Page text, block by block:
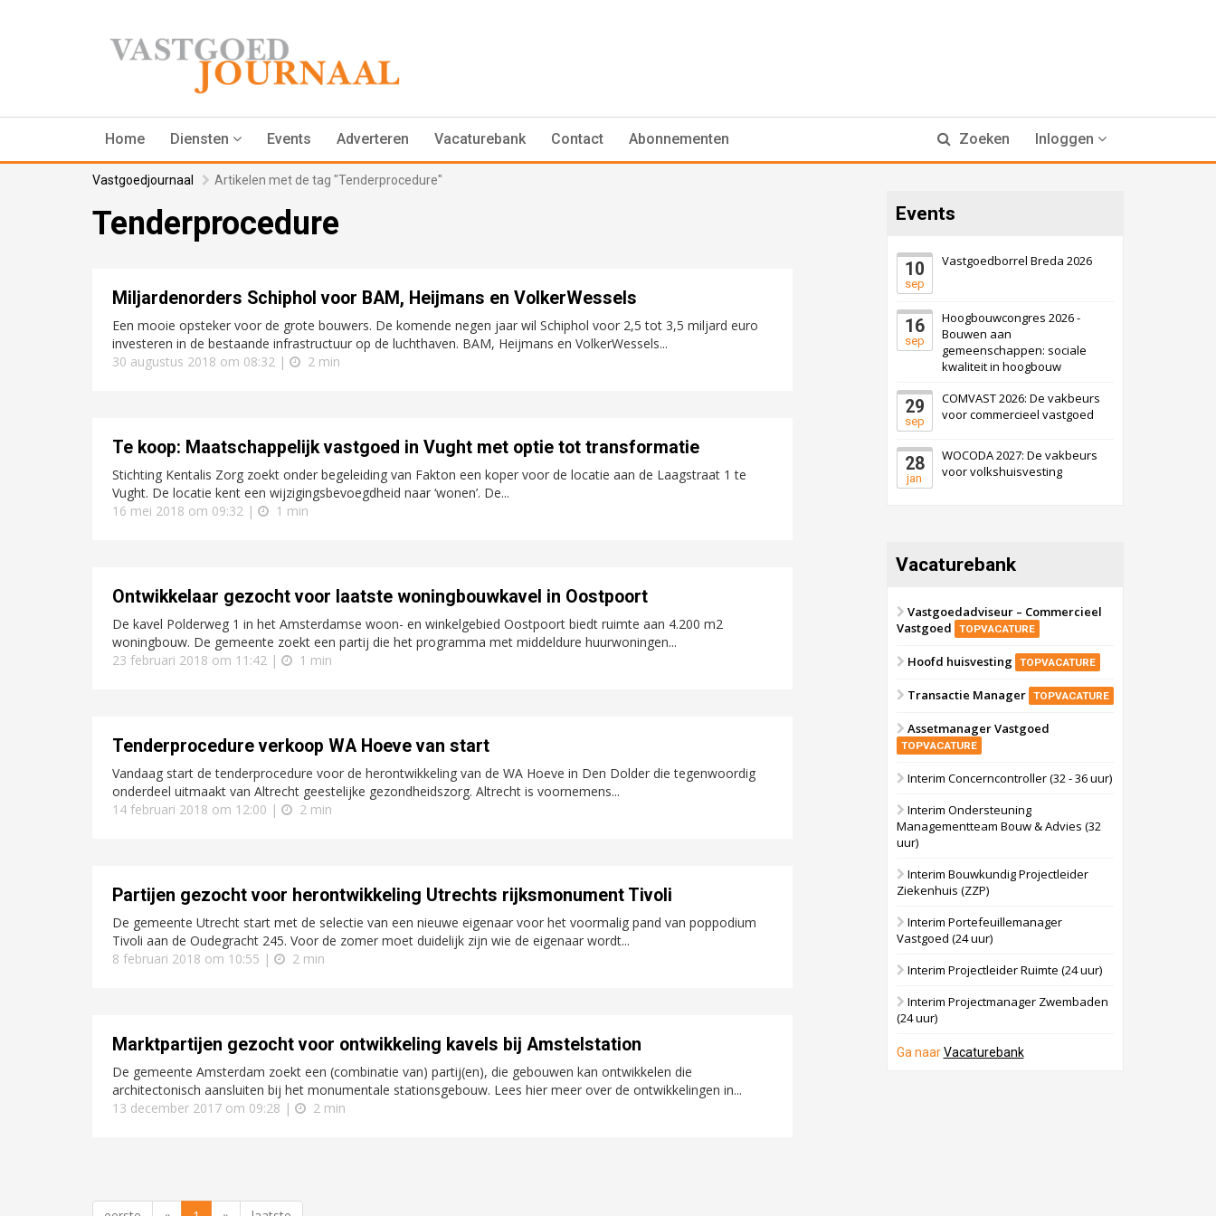
Home Diensten Events Adverteren Vacaturebank Contact Abonnementen Zoeken Inloggen
Vastgoedjournaal Artikelen met de tag "Tenderprocedure"
Tenderprocedure
Miljardenorders Schiphol voor BAM, Heijmans en VolkerWessels
Een mooie opsteker voor de grote bouwers. De komende negen jaar wil Schiphol voor 2,5 tot 3,5 miljard euro
investeren in de bestaande infrastructuur op de luchthaven. BAM, Heijmans en VolkerWessels...
30 augustus 2018 om 08:32 |
2 min
Te koop: Maatschappelijk vastgoed in Vught met optie tot transformatie
Stichting Kentalis Zorg zoekt onder begeleiding van Fakton een koper voor de locatie aan de Laagstraat 1 te
Vught. De locatie kent een wijzigingsbevoegdheid naar ‘wonen’. De...
16 mei 2018 om 09:32 |
1 min
Ontwikkelaar gezocht voor laatste woningbouwkavel in Oostpoort
De kavel Polderweg 1 in het Amsterdamse woon- en winkelgebied Oostpoort biedt ruimte aan 4.200 m2
woningbouw. De gemeente zoekt een partij die het programma met middeldure huurwoningen...
23 februari 2018 om 11:42 |
1 min
Tenderprocedure verkoop WA Hoeve van start
Vandaag start de tenderprocedure voor de herontwikkeling van de WA Hoeve in Den Dolder die tegenwoordig
onderdeel uitmaakt van Altrecht geestelijke gezondheidszorg. Altrecht is voornemens...
14 februari 2018 om 12:00 |
2 min
Partijen gezocht voor herontwikkeling Utrechts rijksmonument Tivoli
De gemeente Utrecht start met de selectie van een nieuwe eigenaar voor het voormalig pand van poppodium
Tivoli aan de Oudegracht 245. Voor de zomer moet duidelijk zijn wie de eigenaar wordt...
8 februari 2018 om 10:55 |
2 min
Marktpartijen gezocht voor ontwikkeling kavels bij Amstelstation
De gemeente Amsterdam zoekt een (combinatie van) partij(en), die gebouwen kan ontwikkelen die
architectonisch aansluiten bij het monumentale stationsgebouw. Lees hier meer over de ontwikkelingen in...
13 december 2017 om 09:28 |
2 min
Events
10
sep
Vastgoedborrel Breda 2026
16
sep
Hoogbouwcongres 2026 -
Bouwen aan
gemeenschappen: sociale
kwaliteit in hoogbouw
29
sep
COMVAST 2026: De vakbeurs
voor commercieel vastgoed
28
jan
WOCODA 2027: De vakbeurs
voor volkshuisvesting
Vacaturebank
Vastgoedadviseur – Commercieel
Vastgoed
TOPVACATURE
Hoofd huisvesting TOPVACATURE
Transactie Manager TOPVACATURE
Assetmanager Vastgoed
TOPVACATURE
Interim Concerncontroller (32 - 36 uur)
Interim Ondersteuning
Managementteam Bouw & Advies (32
uur)
Interim Bouwkundig Projectleider
Ziekenhuis (ZZP)
Interim Portefeuillemanager
Vastgoed (24 uur)
Interim Projectleider Ruimte (24 uur)
Interim Projectmanager Zwembaden
(24 uur)
Ga naarVacaturebank